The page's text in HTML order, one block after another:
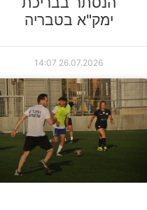
ימק"א בטבריה
26.07.2026
14:07